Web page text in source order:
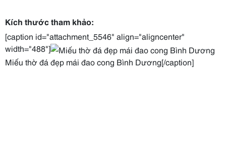
Kích thước tham khảo:
[caption id="attachment_5546" align="aligncenter"
width="488"]
Miếu thờ đá đẹp mái đao cong Bình Dương[/caption]